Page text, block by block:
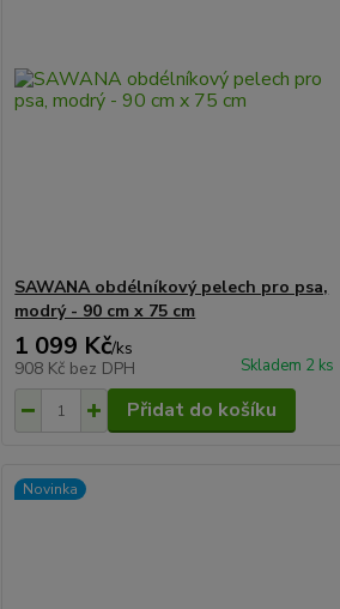
SAWANA obdélníkový pelech pro psa,
modrý - 90 cm x 75 cm
1 099 Kč/ks
908 Kč bez DPH Skladem 2 ks
Přidat do košíku
Novinka